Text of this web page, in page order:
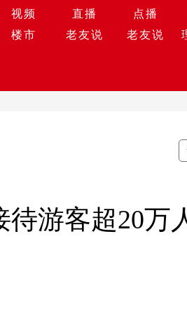
视频 直播 点播
楼市 老友说 老友说
游客超20万